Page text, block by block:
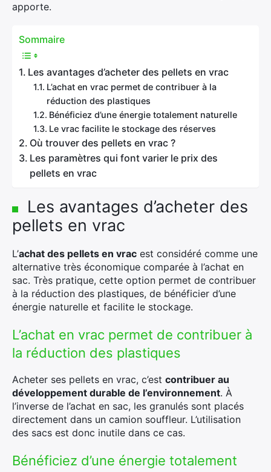
apporte.
Sommaire
Les avantages d’acheter des pellets en vrac
L’achat en vrac permet de contribuer à la
réduction des plastiques
Bénéficiez d’une énergie totalement naturelle
Le vrac facilite le stockage des réserves
Où trouver des pellets en vrac ?
Les paramètres qui font varier le prix des
pellets en vrac
Les avantages d’acheter des
pellets en vrac
L’achat des pellets en vrac est considéré comme une
alternative très économique comparée à l’achat en
sac. Très pratique, cette option permet de contribuer
à la réduction des plastiques, de bénéficier d’une
énergie naturelle et facilite le stockage.
L’achat en vrac permet de contribuer à
la réduction des plastiques
Acheter ses pellets en vrac, c’est contribuer au
développement durable de l’environnement. À
l’inverse de l’achat en sac, les granulés sont placés
directement dans un camion souffleur. L’utilisation
des sacs est donc inutile dans ce cas.
Bénéficiez d’une énergie totalement